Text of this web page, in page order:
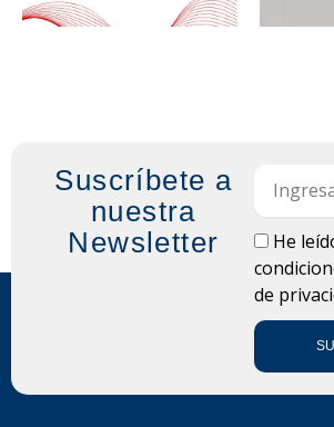
Suscríbete a
nuestra
Newsletter
LOPD
He
de